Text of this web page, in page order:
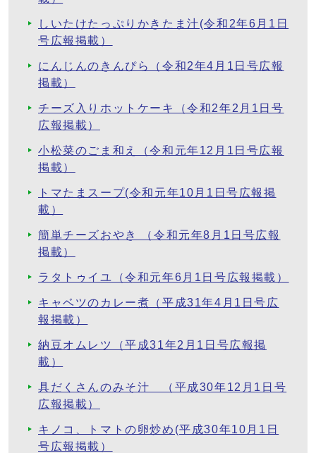
しいたけたっぷりかきたま汁(令和2年6月1日
号広報掲載）
にんじんのきんぴら（令和2年4月1日号広報
掲載）
チーズ入りホットケーキ（令和2年2月1日号
広報掲載）
小松菜のごま和え（令和元年12月1日号広報
掲載）
トマたまスープ(令和元年10月1日号広報掲
載）
簡単チーズおやき （令和元年8月1日号広報
掲載）
ラタトゥイユ（令和元年6月1日号広報掲載）
キャベツのカレー煮（平成31年4月1日号広
報掲載）
納豆オムレツ（平成31年2月1日号広報掲
載）
具だくさんのみそ汁 （平成30年12月1日号
広報掲載）
キノコ、トマトの卵炒め(平成30年10月1日
号広報掲載）